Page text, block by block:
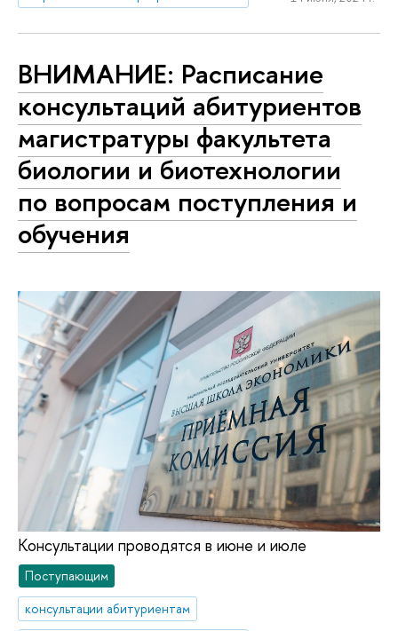
ВНИМАНИЕ: Расписание
консультаций абитуриентов
магистратуры факультета
биологии и биотехнологии
по вопросам поступления и
обучения
Консультации проводятся в июне и июле
Поступающим
консультации абитуриентам